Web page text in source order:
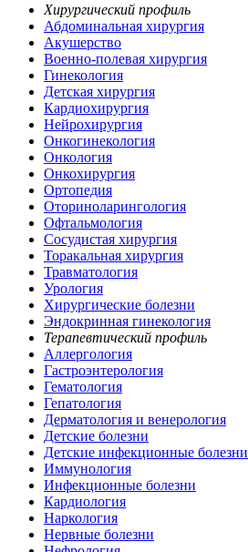
Хирургический профиль
Абдоминальная хирургия
Акушерство
Военно-полевая хирургия
Гинекология
Детская хирургия
Кардиохирургия
Нейрохирургия
Онкогинекология
Онкология
Онкохирургия
Ортопедия
Оториноларингология
Офтальмология
Сосудистая хирургия
Торакальная хирургия
Травматология
Урология
Хирургические болезни
Эндокринная гинекология
Терапевтический профиль
Аллергология
Гастроэнтерология
Гематология
Гепатология
Дерматология и венерология
Детские болезни
Детские инфекционные болезни
Иммунология
Инфекционные болезни
Кардиология
Наркология
Нервные болезни